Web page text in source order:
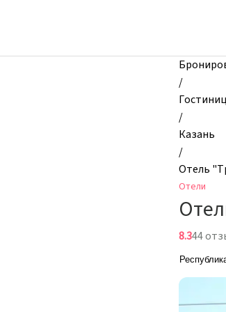
Отель
/
/
Казань
/
Отель
Отели
8.344